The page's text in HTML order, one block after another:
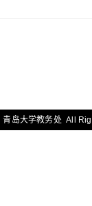
岛大学教务处 All